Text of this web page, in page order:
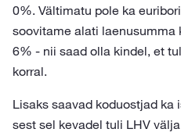
0%. Vältimatu pole ka
soovitame alati laenusumma
6% - nii saad olla kindel, et
korral.
Lisaks saavad koduostjad ka
sest sel kevadel tuli LHV